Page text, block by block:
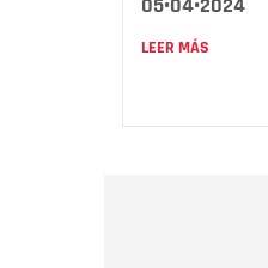
LEER MÁS